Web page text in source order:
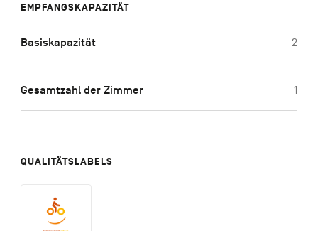
EMPFANGSKAPAZITÄT
Basiskapazität 2
Gesamtzahl der Zimmer 1
QUALITÄTSLABELS